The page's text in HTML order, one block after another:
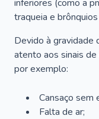
inferiores (como a
traqueia e
Devido à gravidade
atento aos sinais
por exemplo:
Cansaço sem
Falta de ar;